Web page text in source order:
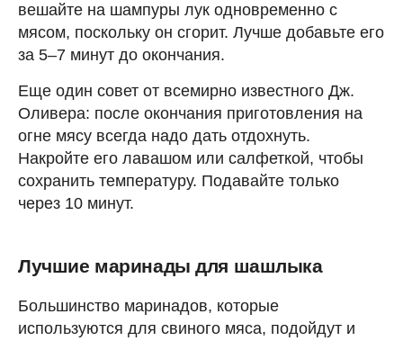
вешайте на шампуры лук одновременно с
мясом, поскольку он сгорит. Лучше добавьте его
за 5–7 минут до окончания.
Еще один совет от всемирно известного Дж.
Оливера: после окончания приготовления на
огне мясу всегда надо дать отдохнуть.
Накройте его лавашом или салфеткой, чтобы
сохранить температуру. Подавайте только
через 10 минут.
Лучшие маринады для шашлыка
Большинство маринадов, которые
используются для свиного мяса, подойдут и